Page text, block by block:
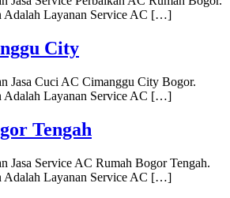
Adalah Layanan Service AC […]
City
Jasa Cuci AC Cimanggu City Bogor.
Adalah Layanan Service AC […]
Tengah
Jasa Service AC Rumah Bogor Tengah.
Adalah Layanan Service AC […]